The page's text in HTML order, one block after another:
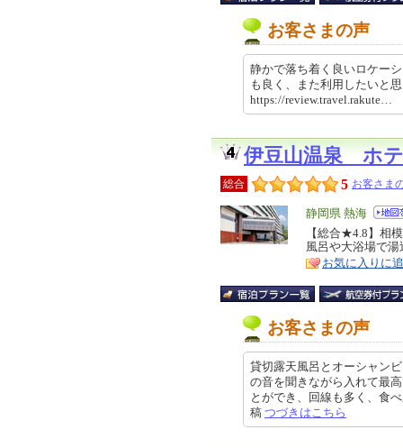
お客さまの声
静かで落ち着く良いロケー
も良く、また利用したいと
https://review.travel.rakute…
伊豆山温泉 ホ
総合 5 お客さま
エ
リ
ア
静岡県 熱海
特
徴
【総合★4.8】相
風呂や大浴場で
お気に入りに
お客さまの声
貸切露天風呂とオーシャン
の音を聞きながら入れて最
とができ、回線も多く、食
稿 つづきはこちら